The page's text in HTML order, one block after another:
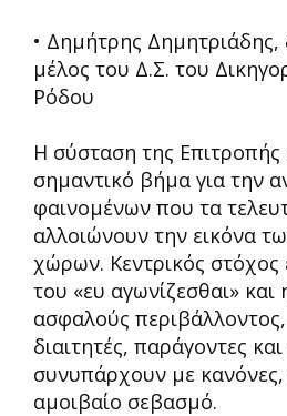
• Δημήτρης Δημητριάδης,
μέλος του Δ.Σ. του
Ρόδου
Η σύσταση της Επιτροπής
σημαντικό βήμα για την
φαινομένων που τα
αλλοιώνουν την εικόνα
χώρων. Κεντρικός στόχος
του «ευ αγωνίζεσθαι» και
ασφαλούς
διαιτητές, παράγοντες
συνυπάρχουν με κανόνες,
αμοιβαίο σεβασμό.